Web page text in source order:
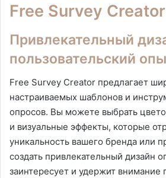
Free Survey Creator
Привлекательный
пользовательский
Free Survey Creator предлагает
настраиваемых шаблонов и
опросов. Вы можете выбрать
и визуальные эффекты, которые
уникальность вашего бренда или
создать привлекательный дизайн
заинтересует и удержит внимание